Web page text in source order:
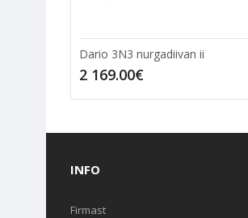
Dario 3N3 nurgadiivan ii
2 169.00€
INFO
Firmast